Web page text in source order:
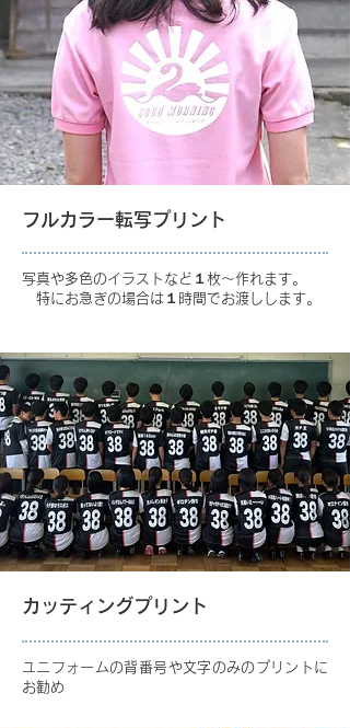
フルカラー転写プリント
写真や多色のイラストなど１枚～作れます。
特にお急ぎの場合は１時間でお渡しします。
カッティングプリント
ユニフォームの背番号や文字のみのプリントに
お勧め